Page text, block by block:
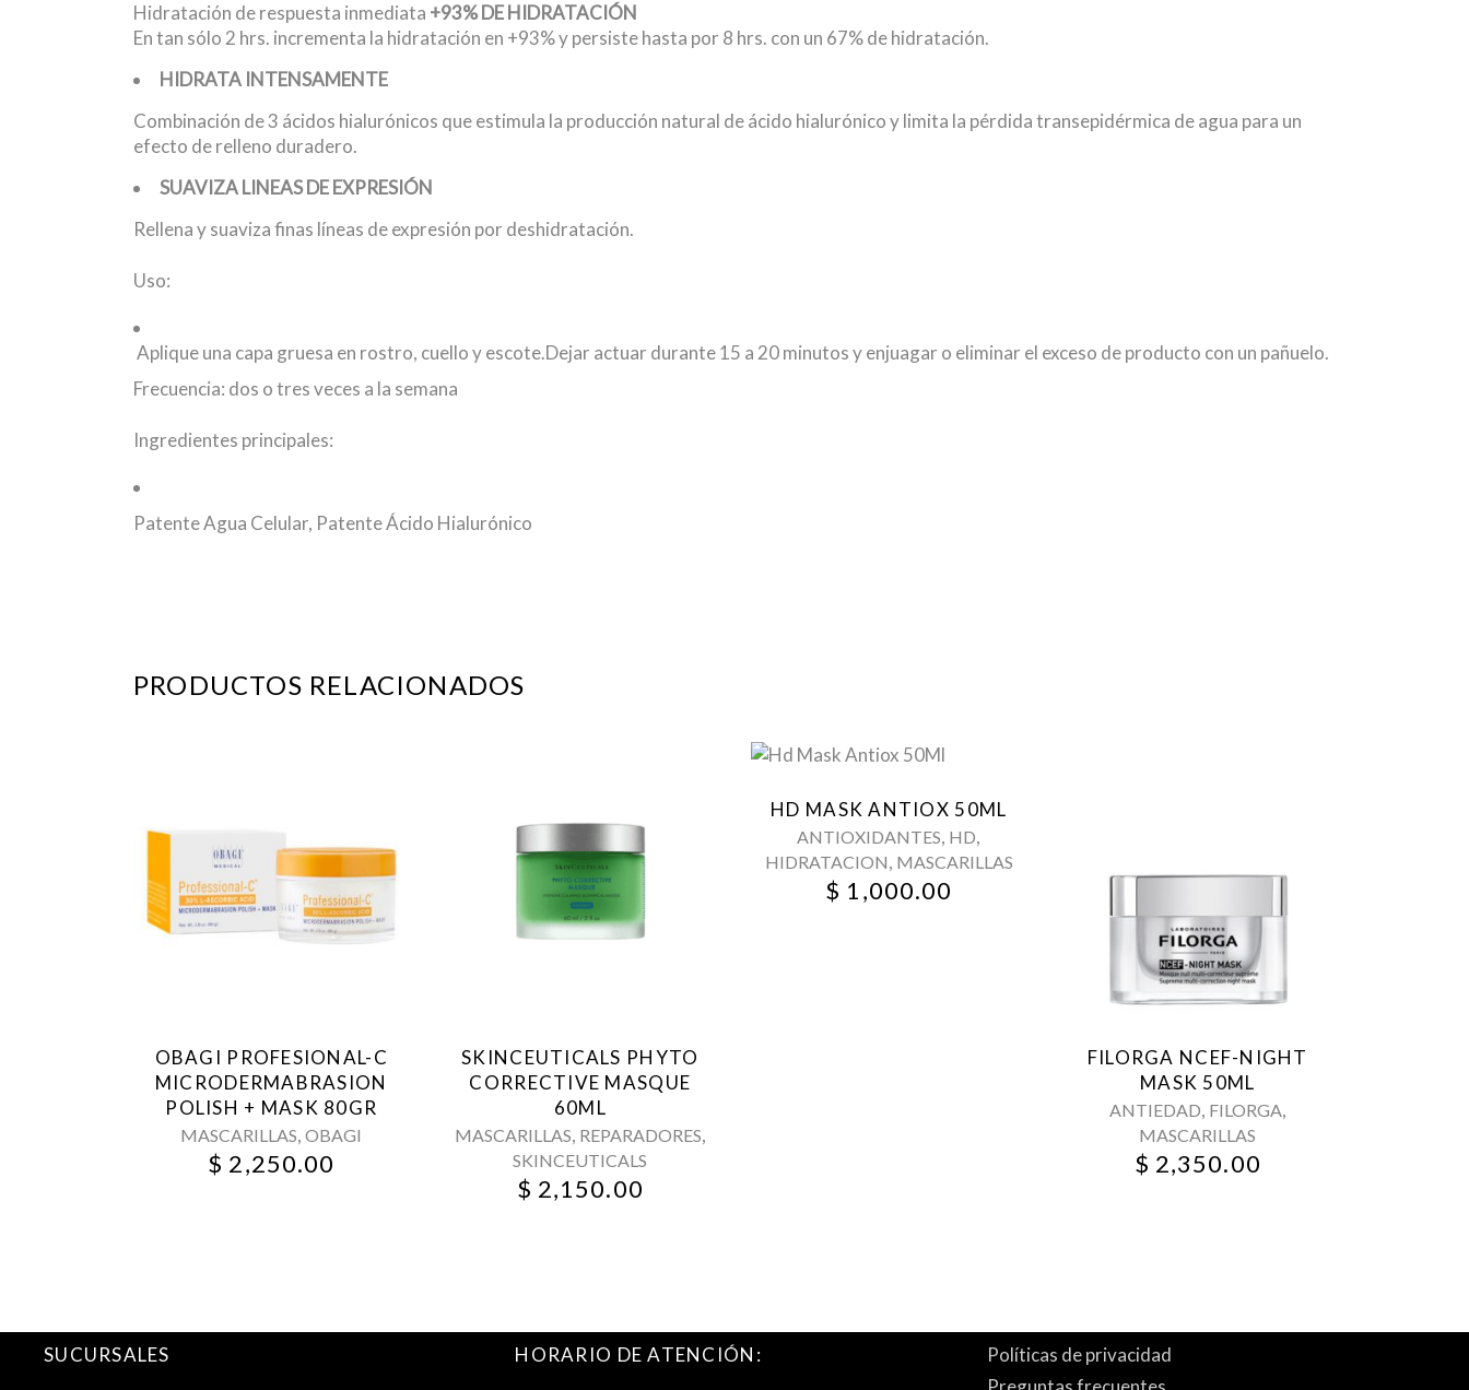
Hidratación de respuesta inmediata +93% DE HIDRATACIÓN
En tan sólo 2 hrs. incrementa la hidratación en +93% y persiste hasta por 8 hrs. con un 67% de hidratación.
HIDRATA INTENSAMENTE
Combinación de 3 ácidos hialurónicos que estimula la producción natural de ácido hialurónico y limita la pérdida transepidérmica de agua para un
efecto de relleno duradero.
SUAVIZA LINEAS DE EXPRESIÓN
Rellena y suaviza finas líneas de expresión por deshidratación.
Uso:
Aplique una capa gruesa en rostro, cuello y escote.Dejar actuar durante 15 a 20 minutos y enjuagar o eliminar el exceso de producto con un pañuelo.
Frecuencia: dos o tres veces a la semana
Ingredientes principales:
Patente Agua Celular, Patente Ácido Hialurónico
PRODUCTOS RELACIONADOS
OBAGI PROFESIONAL-C
MICRODERMABRASION
POLISH + MASK 80GR
MASCARILLAS,OBAGI
$ 2,250.00
SKINCEUTICALS PHYTO
CORRECTIVE MASQUE
60ML
MASCARILLAS, REPARADORES,
SKINCEUTICALS
$ 2,150.00
HD MASK ANTIOX 50ML
ANTIOXIDANTES, HD,
HIDRATACION, MASCARILLAS
$ 1,000.00
FILORGA NCEF-NIGHT
MASK 50ML
ANTIEDAD, FILORGA,
MASCARILLAS
$ 2,350.00
SUCURSALES HORARIO DE ATENCIÓN:
Políticas de privacidad